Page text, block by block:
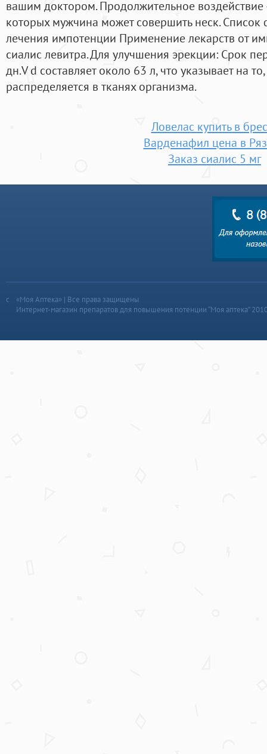
вашим доктором. Продолжительное
которых мужчина может совершить неск.
лечения импотенции Применение лекарств от
сиалис левитра. Для улучшения эрекции: Срок
дн.V d составляет около 63 л, что указывает на
распределяется в тканях организма.
Ловелас купить в
Варденафил цена в
Заказ сиалис 5 мг
«Моя Аптека» | Все права защищены
Интернет-магазин препаратов для повышения потенции “Моя аптека”